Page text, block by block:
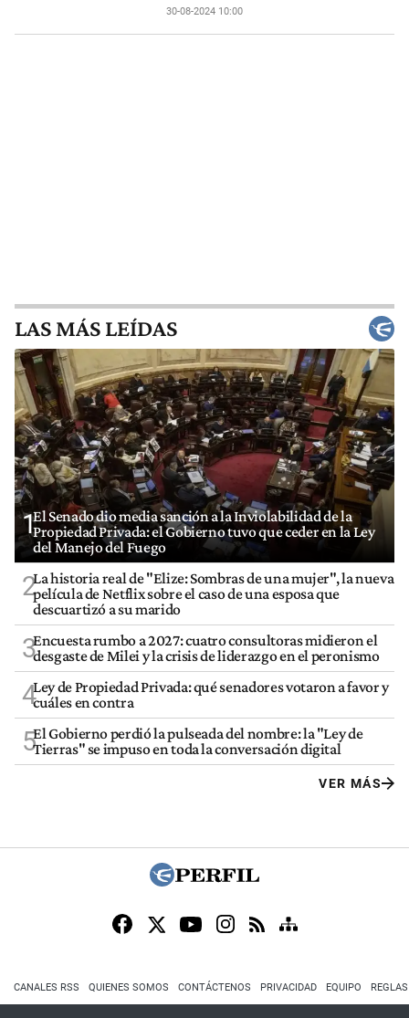
30-08-2024 10:00
LAS MÁS LEÍDAS
1El Senado dio media sanción a la Inviolabilidad de la
Propiedad Privada: el Gobierno tuvo que ceder en la Ley
del Manejo del Fuego
2La historia real de "Elize: Sombras de una mujer", la nueva
película de Netflix sobre el caso de una esposa que
descuartizó a su marido
3Encuesta rumbo a 2027: cuatro consultoras midieron el
desgaste de Milei y la crisis de liderazgo en el peronismo
4Ley de Propiedad Privada: qué senadores votaron a favor y
cuáles en contra
5El Gobierno perdió la pulseada del nombre: la "Ley de
Tierras" se impuso en toda la conversación digital
VER MÁS
CANALES RSS QUIENES SOMOS CONTÁCTENOS PRIVACIDAD EQUIPO